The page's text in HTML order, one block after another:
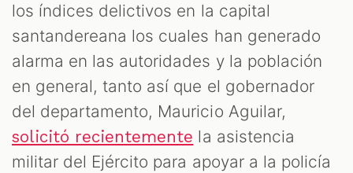
los índices delictivos en la capital
santandereana los cuales han generado
alarma en las autoridades y la población
en general, tanto así que el gobernador
del departamento, Mauricio Aguilar,
solicitó recientemente la asistencia
militar del Ejército para apoyar a la policía